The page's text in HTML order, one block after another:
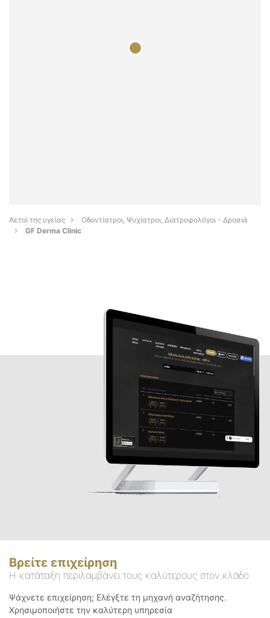
Αετοί της υγείας
Οδοντίατροι, Ψυχίατροι, Διατροφολόγοι - Δροσιά
GF Derma Clinic
Βρείτε επιχείρηση
Η κατάταξη περιλαμβάνει τους καλύτερους στον κλάδο
Ψάχνετε επιχείρηση; Ελέγξτε τη μηχανή αναζήτησης.
Χρησιμοποιήστε την καλύτερη υπηρεσία